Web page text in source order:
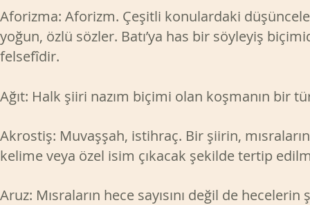
Aforizma: Aforizm. Çeşitli konulardaki
yoğun, özlü sözler. Batı’ya has bir söyleyiş
felsefîdir.
Ağıt: Halk şiiri nazım biçimi olan koşmanın bir
Akrostiş: Muvaşşah, istihraç. Bir şiirin,
kelime veya özel isim çıkacak şekilde tertip
Aruz: Mısraların hece sayısını değil de hecelerin